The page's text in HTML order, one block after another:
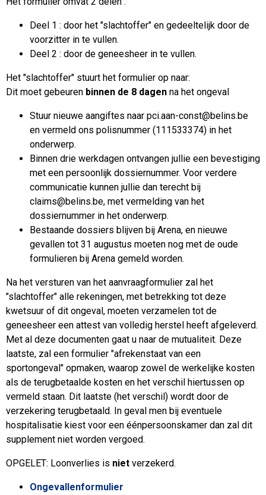
Deel 1 : door het "slachtoffer" en gedeeltelijk door de
voorzitter in te vullen.
Deel 2 : door de geneesheer in te vullen.
Het "slachtoffer" stuurt het formulier op naar:
Dit moet gebeuren binnen de 8 dagen na het ongeval
Stuur nieuwe aangiftes naar pci.aan-const@belins.be
en vermeld ons polisnummer (111533374) in het
onderwerp.
Binnen drie werkdagen ontvangen jullie een bevestiging
met een persoonlijk dossiernummer. Voor verdere
communicatie kunnen jullie dan terecht bij
claims@belins.be, met vermelding van het
dossiernummer in het onderwerp.
Bestaande dossiers blijven bij Arena, en nieuwe
gevallen tot 31 augustus moeten nog met de oude
formulieren bij Arena gemeld worden.
Na het versturen van het aanvraagformulier zal het
"slachtoffer" alle rekeningen, met betrekking tot deze
kwetsuur of dit ongeval, moeten verzamelen tot de
geneesheer een attest van volledig herstel heeft afgeleverd.
Met al deze documenten gaat u naar de mutualiteit. Deze
laatste, zal een formulier "afrekenstaat van een
sportongeval" opmaken, waarop zowel de werkelijke kosten
als de terugbetaalde kosten en het verschil hiertussen op
vermeld staan. Dit laatste (het verschil) wordt door de
verzekering terugbetaald. In geval men bij eventuele
hospitalisatie kiest voor een éénpersoonskamer dan zal dit
supplement niet worden vergoed.
OPGELET: Loonverlies is niet verzekerd.
Ongevallenformulier